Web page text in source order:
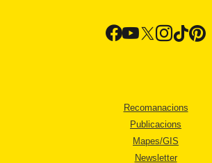
Recomanacions
Publicacions
Mapes/GIS
Newsletter